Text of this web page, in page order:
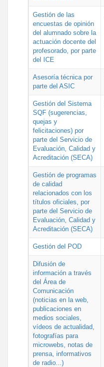
Gestión de las
encuestas de opinión
del alumnado sobre la
actuación docente del
profesorado, por parte
del ICE
Asesoría técnica por
parte del ASIC
Gestión del Sistema
SQF (sugerencias,
quejas y
felicitaciones) por
parte del Servicio de
Evaluación, Calidad y
Acreditación (SECA)
Gestión de programas
de calidad
relacionados con los
títulos oficiales, por
parte del Servicio de
Evaluación, Calidad y
Acreditación (SECA)
Gestión del POD
Difusión de
información a través
del Área de
Comunicación
(noticias en la web,
publicaciones en
medios sociales,
vídeos de actualidad,
fotografías para
microwebs, notas de
prensa, informativos
de radio...)